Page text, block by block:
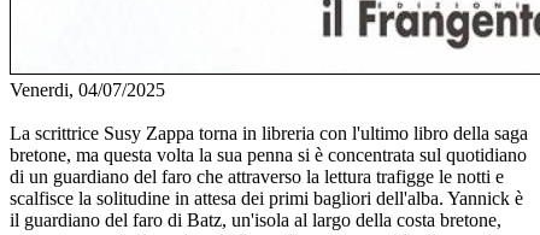
Venerdi, 04/07/2025
La scrittrice Susy Zappa torna in libreria con l'ultimo libro della saga
bretone, ma questa volta la sua penna si è concentrata sul quotidiano
di un guardiano del faro che attraverso la lettura trafigge le notti e
scalfisce la solitudine in attesa dei primi bagliori dell'alba. Yannick è
il guardiano del faro di Batz, un'isola al largo della costa bretone,